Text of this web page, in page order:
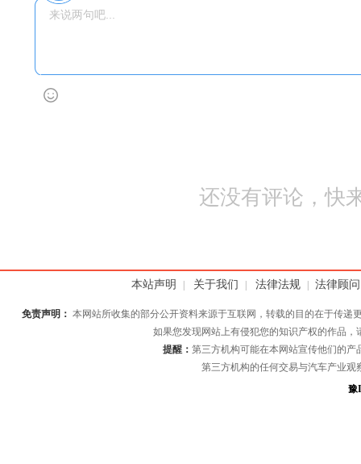
还没有评论，快
本站声明 | 关于我们 | 法律法规 | 法律顾问
免责声明： 本网站所收集的部分公开资料来源于互联网，转载的目的在于传
如果您发现网站上有侵犯您的知识产权的作品
提醒： 第三方机构可能在本网站宣传他们的
第三方机构的任何交易与汽车产业
豫